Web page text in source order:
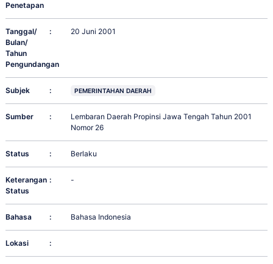
Penetapan
Tanggal/
Bulan/
Tahun
Pengundangan
: 20 Juni 2001
Subjek : PEMERINTAHAN DAERAH
Sumber :
Lembaran Daerah Propinsi Jawa Tengah Tahun 2001
Nomor 26
Status : Berlaku
Keterangan
Status
: -
Bahasa : Bahasa Indonesia
Lokasi :